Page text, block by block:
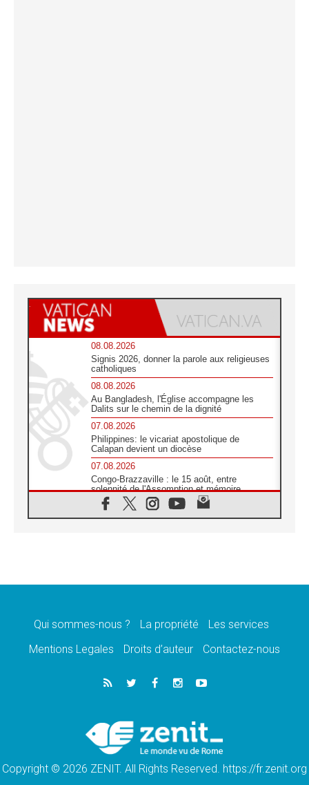
08.08.2026
Signis 2026, donner la parole aux religieuses
catholiques
08.08.2026
Au Bangladesh, l'Église accompagne les
Dalits sur le chemin de la dignité
07.08.2026
Philippines: le vicariat apostolique de
Calapan devient un diocèse
07.08.2026
Congo-Brazzaville : le 15 août, entre
solennité de l'Assomption et mémoire
nationale
07.08.2026
Pape en France dévoilé
1ère Conférence continentale sur l'éducation
catholique en Afrique
07.08.2026
Un logo symbolique pour la venue du Pape
Cardinal Rossi: «La venue du Pape Léon en
Argentine est un hommage à François»
Qui sommes-nous ? La propriété
Les services
Mentions Legales
Droits d’auteur Contactez-nous
Copyright © 2026 ZENIT. All Rights Reserved. https://fr.zenit.org